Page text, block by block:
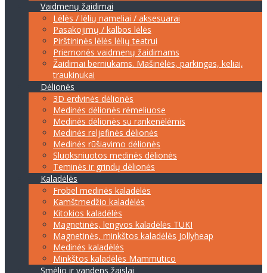
Vaidmenų žaidimai
Lėlės / lėlių nameliai / aksesuarai
Pasakojimų / kalbos lėlės
Pirštininės lėlės lėlių teatrui
Priemonės vaidmenų žaidimams
Žaidimai berniukams. Mašinėlės, parkingas, keliai,
traukinukai
Dėlionės
3D erdvinės dėlionės
Medinės dėlionės rėmeliuose
Medinės dėlionės su rankenėlėmis
Medinės reljefinės dėlionės
Medinės rūšiavimo dėlionės
Sluoksniuotos medinės dėlionės
Teminės ir grindų dėlionės
Kaladėlės
Frobel medinės kaladėlės
Kamštmedžio kaladėlės
Kitokios kaladėlės
Magnetinės, lengvos kaladėlės TUKI
Magnetinės, minkštos kaladėlės Jollyheap
Medinės kaladėlės
Minkštos kaladėlės Mammutico
Smėlio ir vandens žaislai